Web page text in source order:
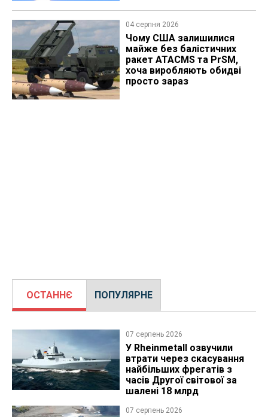
04 серпня 2026
Чому США залишилися
майже без балістичних
ракет ATACMS та PrSM,
хоча виробляють обидві
просто зараз
ОСТАННЄ ПОПУЛЯРНЕ
07 серпень 2026
У Rheinmetall озвучили
втрати через скасування
найбільших фрегатів з
часів Другої світової за
шалені 18 млрд
07 серпень 2026